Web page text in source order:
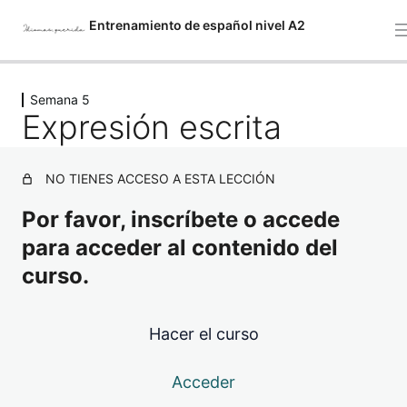
Entrenamiento de español nivel A2
Semana 1: Test nivel A2
8 lecciones, 6 cuestionarios
Semana 2
2 lecciones, 1 cuestionario
2 lecciones, 2 cuestionarios
Semana 4
3 lecciones, 3 cuestionarios
Semana 5
Comprensión de lectura
Semana 5
Expresión escrita
NO TIENES ACCESO A ESTA LECCIÓN
Por favor, inscríbete o accede
para acceder al contenido del
curso.
Hacer el curso
Acceder